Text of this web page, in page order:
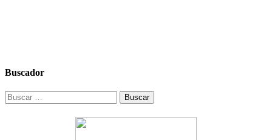
Buscador
Buscar: